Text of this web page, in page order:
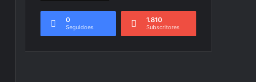
0
Seguidoes
1.810
Subscritores